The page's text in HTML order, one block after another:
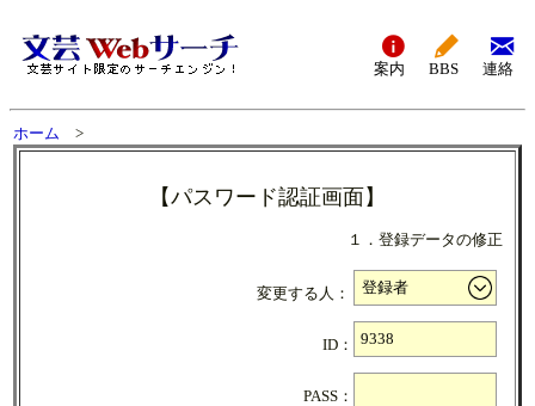
案内 BBS 連絡
ホーム >
【パスワード認証画面】
１．登録データの修正
変更する人：
ID：
PASS：